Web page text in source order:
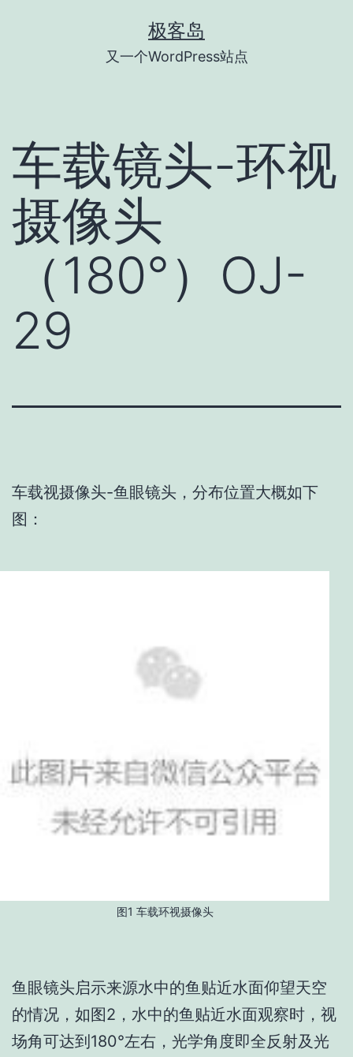
极客岛
又一个WordPress站点
车载镜头-环视
摄像头
（180°）OJ-
29
车载视摄像头-鱼眼镜头，分布位置大概如下
图：
图1 车载环视摄像头
鱼眼镜头启示来源水中的鱼贴近水面仰望天空
的情况，如图2，水中的鱼贴近水面观察时，视
场角可达到180°左右，光学角度即全反射及光